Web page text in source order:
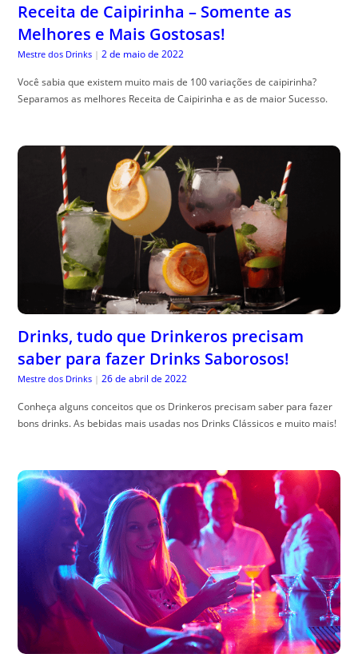
Receita de Caipirinha – Somente as
Melhores e Mais Gostosas!
Mestre dos Drinks | 2 de maio de 2022
Você sabia que existem muito mais de 100 variações de caipirinha?
Separamos as melhores Receita de Caipirinha e as de maior Sucesso.
Drinks, tudo que Drinkeros precisam
saber para fazer Drinks Saborosos!
Mestre dos Drinks | 26 de abril de 2022
Conheça alguns conceitos que os Drinkeros precisam saber para fazer
bons drinks. As bebidas mais usadas nos Drinks Clássicos e muito mais!